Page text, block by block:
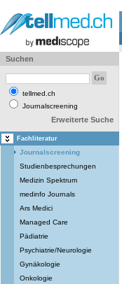
Suchen
tellmed.ch
Journalscreening
Erweiterte Suche
Fachliteratur
Journalscreening
Studienbesprechungen
Medizin Spektrum
medinfo Journals
Ars Medici
Managed Care
Pädiatrie
Psychiatrie/Neurologie
Gynäkologie
Onkologie